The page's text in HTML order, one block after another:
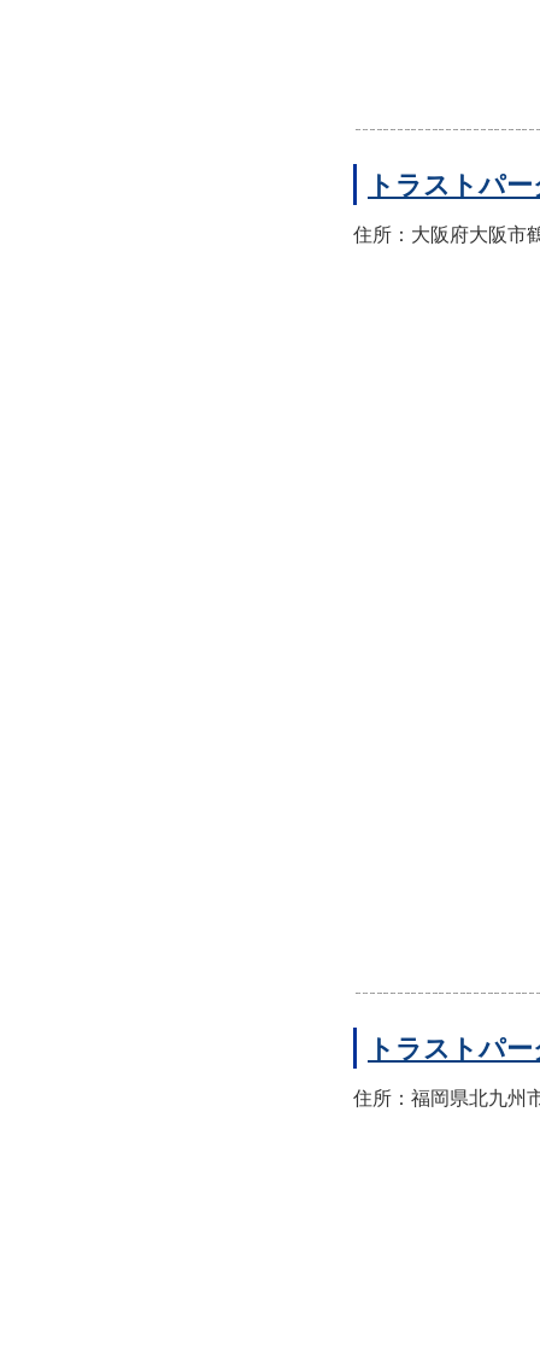
トラストパ
住所：大阪府大阪市
トラストパ
住所：福岡県北九州